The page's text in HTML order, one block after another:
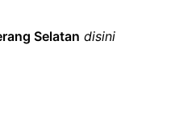
Selatan disini